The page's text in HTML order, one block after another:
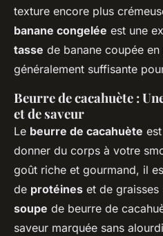
texture encore plus
banane congelée est une
tasse de banane coupée
généralement suffisante
Beurre de cacahuète :
et de saveur
Le beurre de cacahuète
donner du corps à votre
goût riche et gourmand, il
de protéines et de graisses
soupe de beurre de
saveur marquée sans